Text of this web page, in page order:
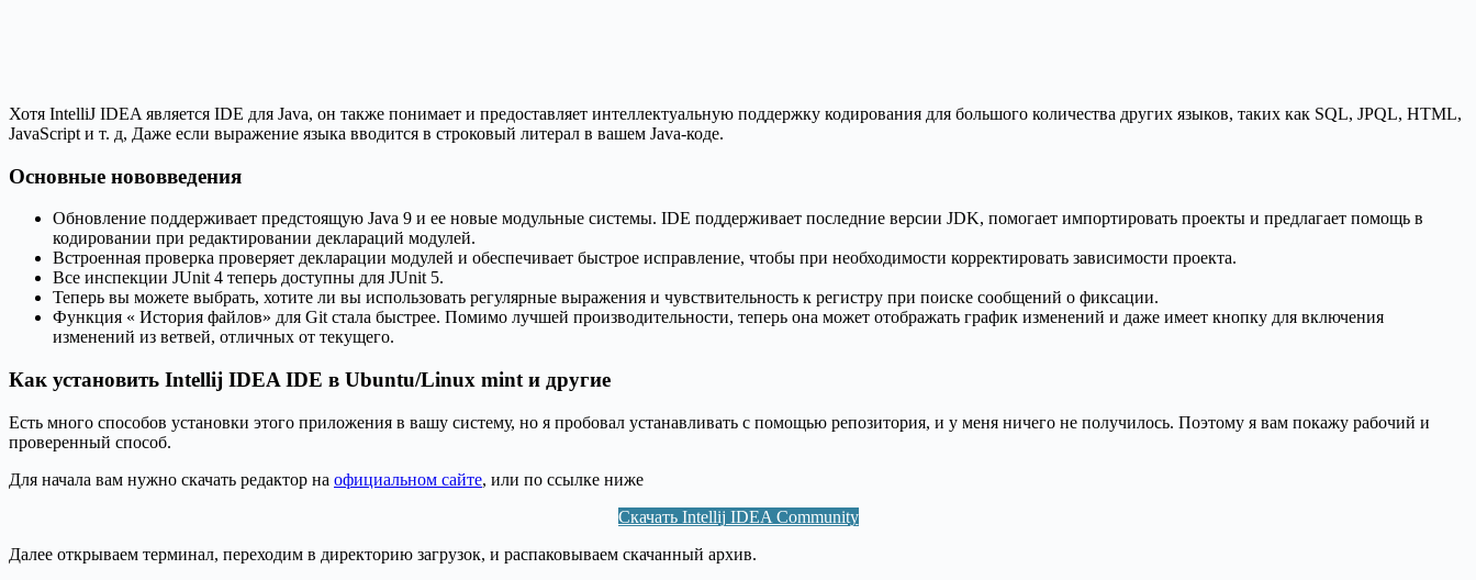
Хотя IntelliJ IDEA является IDE для Java, он также понимает и предоставляет интеллектуальную поддержку кодирования для большого количества других языков, таких как SQL, JPQL, HTML,
JavaScript и т. д, Даже если выражение языка вводится в строковый литерал в вашем Java-коде.
Основные нововведения
Обновление поддерживает предстоящую Java 9 и ее новые модульные системы. IDE поддерживает последние версии JDK, помогает импортировать проекты и предлагает помощь в
кодировании при редактировании деклараций модулей.
Встроенная проверка проверяет декларации модулей и обеспечивает быстрое исправление, чтобы при необходимости корректировать зависимости проекта.
Все инспекции JUnit 4 теперь доступны для JUnit 5.
Теперь вы можете выбрать, хотите ли вы использовать регулярные выражения и чувствительность к регистру при поиске сообщений о фиксации.
Функция « История файлов» для Git стала быстрее. Помимо лучшей производительности, теперь она может отображать график изменений и даже имеет кнопку для включения
изменений из ветвей, отличных от текущего.
Как установить Intellij IDEA IDE в Ubuntu/Linux mint и другие
Есть много способов установки этого приложения в вашу систему, но я пробовал устанавливать с помощью репозитория, и у меня ничего не получилось. Поэтому я вам покажу рабочий и
проверенный способ.
Для начала вам нужно скачать редактор на официальном сайте, или по ссылке ниже
Скачать Intellij IDEA Community
Далее открываем терминал, переходим в директорию загрузок, и распаковываем скачанный архив.